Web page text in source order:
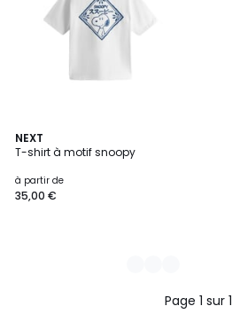
NEXT
T-shirt à motif snoopy
à partir de
35,00 €
2
Couleurs
Page 1 sur 1